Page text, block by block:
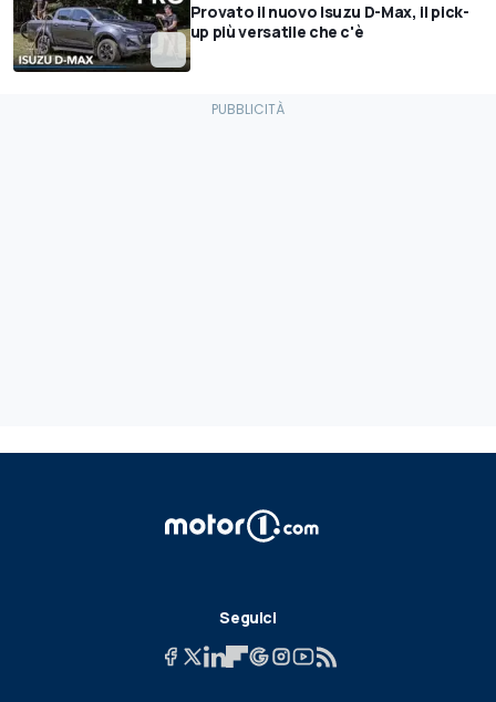
Provato il nuovo Isuzu D-Max, il pick-
up più versatile che c'è
Seguici